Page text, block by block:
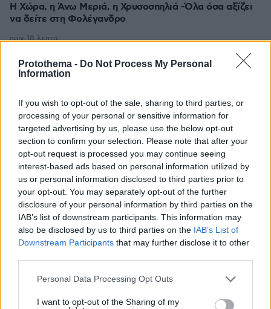
Protothema - Do Not Process My Personal
Information
If you wish to opt-out of the sale, sharing to third parties, or
processing of your personal or sensitive information for
targeted advertising by us, please use the below opt-out
section to confirm your selection. Please note that after your
opt-out request is processed you may continue seeing
interest-based ads based on personal information utilized by
us or personal information disclosed to third parties prior to
your opt-out. You may separately opt-out of the further
disclosure of your personal information by third parties on the
IAB’s list of downstream participants. This information may
also be disclosed by us to third parties on the IAB’s List of
Downstream Participants that may further disclose it to other
Please note that this website/app uses one or more Google
not limited to your visit or usage behaviour. You may click to
Personal Data Processing Opt Outs
I want to opt-out of the Sharing of my
Η Χώρα, η Άνω Μεριά, η Χρυσοσπηλιά -Όλα όσα αξίζει
να δείτε στη Φολέγανδρο
πράγματα που τους συνέβησαν, εγώ αυτά θα τα κάνω
τραγούδι
πριν 18 λεπτά
Το λάθος που κάνουμε όταν κόβουμε το καρπούζι και
χαλάει πιο γρήγορα
Ο Οδυσσέας ταξίδευε με πλοίο των Βίκινγκς; Η επιλογή
του Νόλαν και η αληθινή μυκηναϊκή ναυπηγική
πριν 20 λεπτά
ΔΕΙΤΕ ΟΛΕΣ ΤΙΣ ΕΙΔΗΣΕΙΣ
ΤΑ ΠΙΟ ΔΗΜΟΦΙΛΗ